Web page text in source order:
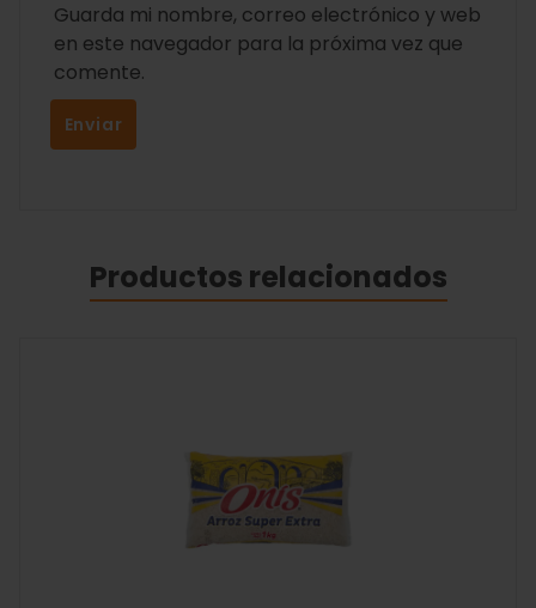
Guarda mi nombre, correo electrónico y web
en este navegador para la próxima vez que
comente.
Productos relacionados